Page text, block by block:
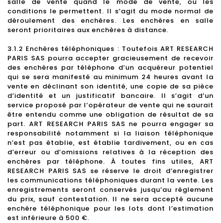
conditions le permettent. Il s’agit du mode normal de
déroulement des enchères. Les enchères en salle
seront prioritaires aux enchères à distance.
3.1.2 Enchères téléphoniques : Toutefois ART RESEARCH
PARIS SAS pourra accepter gracieusement de recevoir
des enchères par téléphone d’un acquéreur potentiel
qui se sera manifesté au minimum 24 heures avant la
vente en déclinant son identité, une copie de sa pièce
d’identité et un justificatif bancaire. Il s’agit d’un
service proposé par l’opérateur de vente qui ne saurait
être entendu comme une obligation de résultat de sa
part. ART RESEARCH PARIS SAS ne pourra engager sa
responsabilité notamment si la liaison téléphonique
n’est pas établie, est établie tardivement, ou en cas
d’erreur ou d’omissions relatives à la réception des
enchères par téléphone. À toutes fins utiles, ART
RESEARCH PARIS SAS se réserve le droit d’enregistrer
les communications téléphoniques durant la vente. Les
enregistrements seront conservés jusqu’au règlement
du prix, sauf contestation. Il ne sera accepté aucune
enchère téléphonique pour les lots dont l’estimation
est inférieure à 500 €.